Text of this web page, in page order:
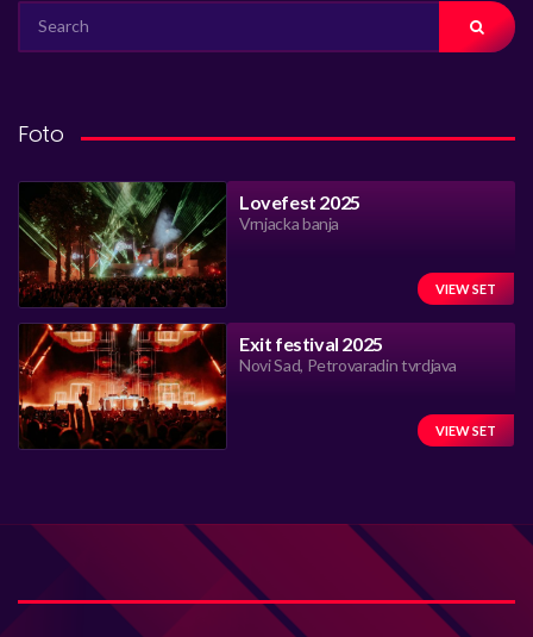
FOR:
Foto
Lovefest 2025
Vrnjacka banja
VIEW SET
Exit festival 2025
Novi Sad, Petrovaradin tvrdjava
VIEW SET